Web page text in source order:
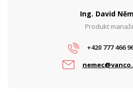
Ing. David
Produkt
+420 777 466